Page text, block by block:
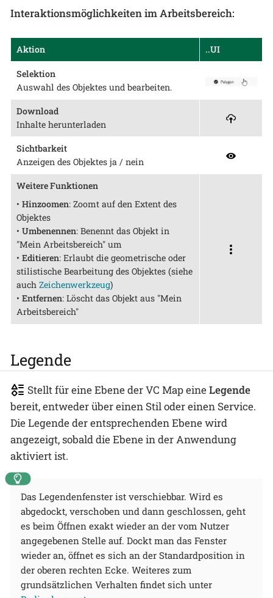
Interaktionsmöglichkeiten im Arbeitsbereich:
Aktion ..UI
Selektion
Auswahl des Objektes und bearbeiten.
Download
Inhalte herunterladen
Sichtbarkeit
Anzeigen des Objektes ja / nein
Weitere Funktionen
• Hinzoomen: Zoomt auf den Extent des
Objektes
• Umbenennen: Benennt das Objekt in
"Mein Arbeitsbereich" um
• Editieren: Erlaubt die geometrische oder
stilistische Bearbeitung des Objektes (siehe
auch Zeichenwerkzeug)
• Entfernen: Löscht das Objekt aus "Mein
Arbeitsbereich"
Legende
Stellt für eine Ebene der VC Map eineLegende
bereit, entweder über einen Stil oder einen Service.
Die Legende der entsprechenden Ebene wird
angezeigt, sobald die Ebene in der Anwendung
aktiviert ist.
Das Legendenfenster ist verschiebbar. Wird es
abgedockt, verschoben und dann geschlossen, geht
es beim Öffnen exakt wieder an der vom Nutzer
angegebenen Stelle auf. Dockt man das Fenster
wieder an, öffnet es sich an der Standardposition in
der oberen rechten Ecke. Weiteres zum
grundsätzlichen Verhalten findet sich unter